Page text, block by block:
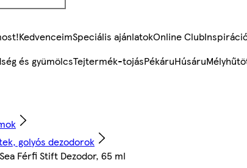
KedvenceimSpeciális ajánlatokOnline Club
és gyümölcsTejtermék-tojásPékáruHúsáru
golyós dezodorok
Férfi Stift Dezodor, 65 ml